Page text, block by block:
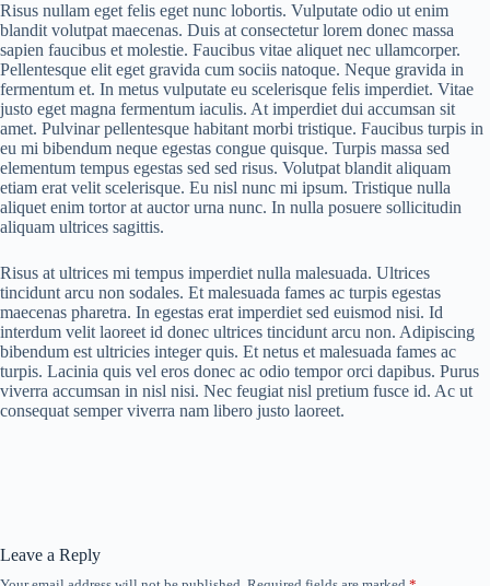
Risus nullam eget felis eget nunc lobortis. Vulputate odio ut enim
blandit volutpat maecenas. Duis at consectetur lorem donec massa
sapien faucibus et molestie. Faucibus vitae aliquet nec ullamcorper.
Pellentesque elit eget gravida cum sociis natoque. Neque gravida in
fermentum et. In metus vulputate eu scelerisque felis imperdiet. Vitae
justo eget magna fermentum iaculis. At imperdiet dui accumsan sit
amet. Pulvinar pellentesque habitant morbi tristique. Faucibus turpis in
eu mi bibendum neque egestas congue quisque. Turpis massa sed
elementum tempus egestas sed sed risus. Volutpat blandit aliquam
etiam erat velit scelerisque. Eu nisl nunc mi ipsum. Tristique nulla
aliquet enim tortor at auctor urna nunc. In nulla posuere sollicitudin
aliquam ultrices sagittis.
Risus at ultrices mi tempus imperdiet nulla malesuada. Ultrices
tincidunt arcu non sodales. Et malesuada fames ac turpis egestas
maecenas pharetra. In egestas erat imperdiet sed euismod nisi. Id
interdum velit laoreet id donec ultrices tincidunt arcu non. Adipiscing
bibendum est ultricies integer quis. Et netus et malesuada fames ac
turpis. Lacinia quis vel eros donec ac odio tempor orci dapibus. Purus
viverra accumsan in nisl nisi. Nec feugiat nisl pretium fusce id. Ac ut
consequat semper viverra nam libero justo laoreet.
Leave a Reply